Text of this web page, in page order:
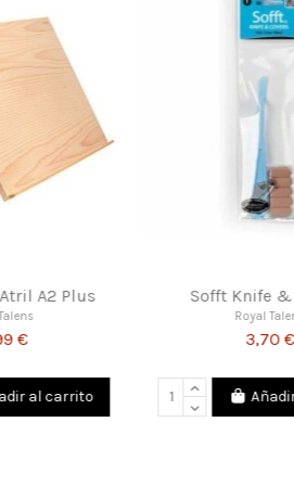
Sofft Applicators
Añadir al carrito